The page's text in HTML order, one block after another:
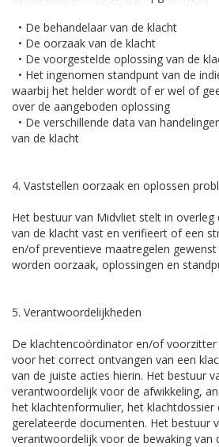
• De behandelaar van de klacht
• De oorzaak van de klacht
• De voorgestelde oplossing van de
• Het ingenomen standpunt van de
waarbij het helder wordt of er wel of
over de aangeboden oplossing
• De verschillende data van
van de klacht
4. Vaststellen oorzaak en oplossen
Het bestuur van Midvliet stelt in
van de klacht vast en verifieert of een
en/of preventieve maatregelen
worden oorzaak, oplossingen en
5. Verantwoordelijkheden
De klachtencoördinator en/of
voor het correct ontvangen van een
van de juiste acties hierin. Het bestuur
verantwoordelijk voor de afwikkeling,
het klachtenformulier, het klachtdossier
gerelateerde documenten. Het bestuur
verantwoordelijk voor de bewaking van